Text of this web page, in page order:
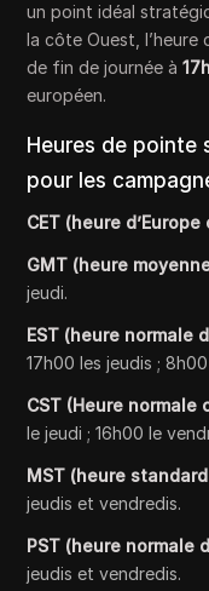
un point idéal
la côte Ouest, l’heure
de fin de journée à
européen.
Heures de pointe
pour les
CET (heure
GMT (heure
jeudi.
EST (heure normale
17h00 les jeudis ;
CST (Heure normale
le jeudi ; 16h00 le
MST (heure
jeudis et vendredis.
PST (heure normale
jeudis et vendredis.